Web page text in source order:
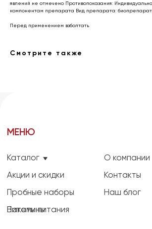
явлений не отмечено Противопоказания:
компонентам препарата Вид препарата: биопрепарат
Перед применением взболтать
Смотрите также
ДЛЯ КЛИЕНТА
Доставка
Расчет питания
+7 912 474-65-05
ИП Ковалёва Татьяна Андреевна ИНН 744719741970
Политика конфиденциальности
Все права защищены
с 9:00 до 20:00